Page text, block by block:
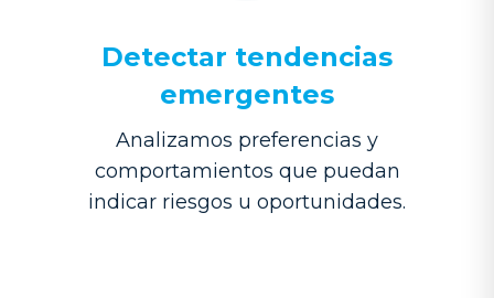
Detectar tendencias
emergentes
Analizamos preferencias y
comportamientos que puedan
indicar riesgos u oportunidades.